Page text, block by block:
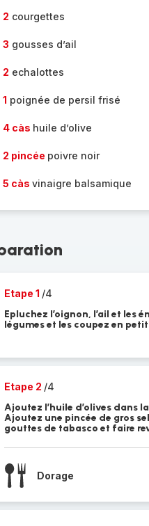
2 courgettes
3 gousses d’ail
2 echalottes
1 poignée de persil frisé
4 càs huile d’olive
2 pincée poivre noir
5 càs vinaigre balsamique
Etape 1 /4
Epluchez l’oignon, l’ail et les
légumes et les coupez en
Etape 2 /4
Ajoutez l’huile d’olives dans
Ajoutez une pincée de gros
gouttes de tabasco et faire
Dorage